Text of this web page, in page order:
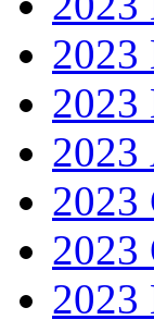
2023
2023
2023
2023